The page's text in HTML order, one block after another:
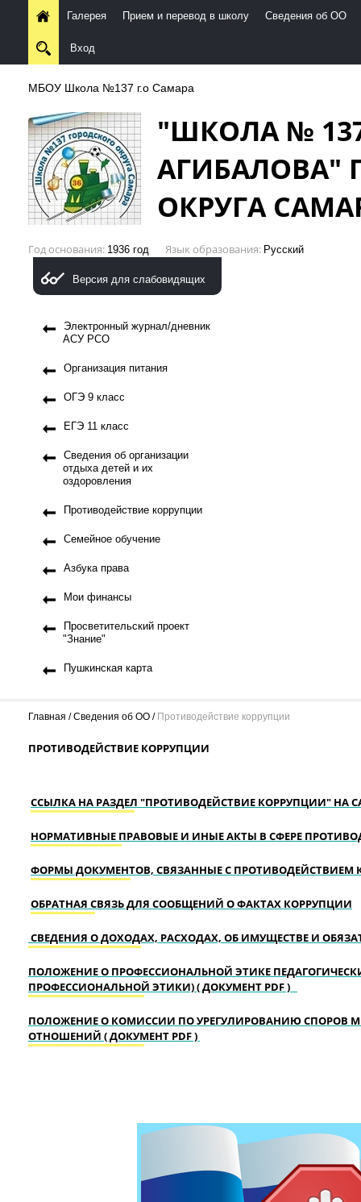
Галерея Прием и перевод в школу Сведения об ОО
Вход
МБОУ Школа №137 г.о Самара
"ШКОЛА №
АГИБАЛОВА"
ОКРУГА
Год основания 1936 год Язык образования Русский
Версия для слабовидящих
Электронный журнал/дневник
АСУ РСО
Организация питания
ОГЭ 9 класс
ЕГЭ 11 класс
Сведения об организации
отдыха детей и их
оздоровления
Противодействие коррупции
Семейное обучение
Азбука права
Мои финансы
Просветительский проект
"Знание"
Пушкинская карта
Главная Сведения об ОО Противодействие коррупции
ПРОТИВОДЕЙСТВИЕ КОРРУПЦИИ
ССЫЛКА НА РАЗДЕЛ "ПРОТИВОДЕЙСТВИЕ КОРРУПЦИИ" НА
НОРМАТИВНЫЕ ПРАВОВЫЕ И ИНЫЕ АКТЫ В СФЕРЕ
ФОРМЫ ДОКУМЕНТОВ, СВЯЗАННЫЕ С ПРОТИВОДЕЙСТВИЕМ
ОБРАТНАЯ СВЯЗЬ ДЛЯ СООБЩЕНИЙ О ФАКТАХ КОРРУПЦИИ
СВЕДЕНИЯ О ДОХОДАХ, РАСХОДАХ, ОБ ИМУЩЕСТВЕ И
ПОЛОЖЕНИЕ О ПРОФЕССИОНАЛЬНОЙ ЭТИКЕ
ПРОФЕССИОНАЛЬНОЙ ЭТИКИ) ( ДОКУМЕНТ PDF )
ПОЛОЖЕНИЕ О КОМИССИИ ПО УРЕГУЛИРОВАНИЮ СПОРОВ
ОТНОШЕНИЙ ( ДОКУМЕНТ PDF )